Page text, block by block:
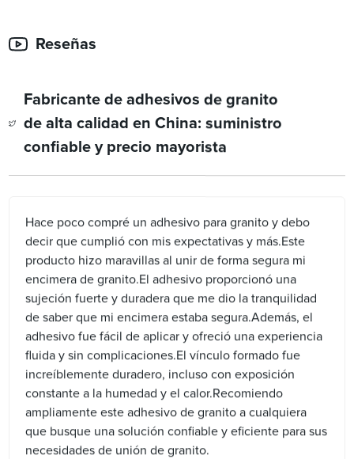
Reseñas
Fabricante de adhesivos de granito
de alta calidad en China: suministro
confiable y precio mayorista
Hace poco compré un adhesivo para granito y debo
decir que cumplió con mis expectativas y más.Este
producto hizo maravillas al unir de forma segura mi
encimera de granito.El adhesivo proporcionó una
sujeción fuerte y duradera que me dio la tranquilidad
de saber que mi encimera estaba segura.Además, el
adhesivo fue fácil de aplicar y ofreció una experiencia
fluida y sin complicaciones.El vínculo formado fue
increíblemente duradero, incluso con exposición
constante a la humedad y el calor.Recomiendo
ampliamente este adhesivo de granito a cualquiera
que busque una solución confiable y eficiente para sus
necesidades de unión de granito.